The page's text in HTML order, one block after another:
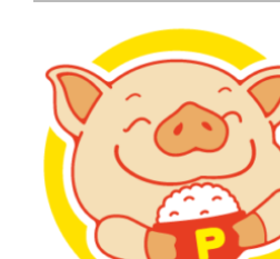
プーさん
豊中・箕
化してます。